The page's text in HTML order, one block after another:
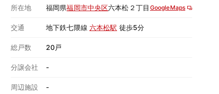
所在地 福岡県福岡市中央区六本松２丁目 GoogleMaps
交通 地下鉄七隈線 六本松駅 徒歩5分
総戸数 20戸
分譲会社 -
周辺施設 -